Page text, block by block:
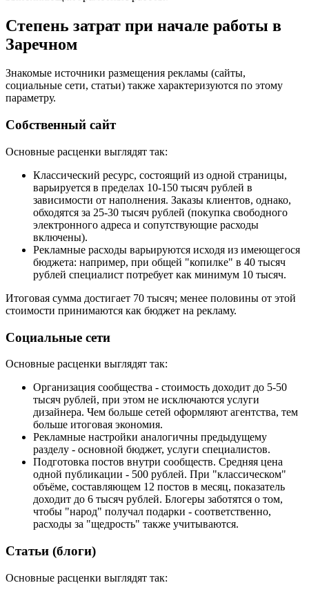
Степень затрат при начале работы в
Заречном
Знакомые источники размещения рекламы (сайты,
социальные сети, статьи) также характеризуются по этому
параметру.
Собственный сайт
Основные расценки выглядят так:
Классический ресурс, состоящий из одной страницы,
варьируется в пределах 10-150 тысяч рублей в
зависимости от наполнения. Заказы клиентов, однако,
обходятся за 25-30 тысяч рублей (покупка свободного
электронного адреса и сопутствующие расходы
включены).
Рекламные расходы варьируются исходя из имеющегося
бюджета: например, при общей "копилке" в 40 тысяч
рублей специалист потребует как минимум 10 тысяч.
Итоговая сумма достигает 70 тысяч; менее половины от этой
стоимости принимаются как бюджет на рекламу.
Социальные сети
Основные расценки выглядят так:
Организация сообщества - стоимость доходит до 5-50
тысяч рублей, при этом не исключаются услуги
дизайнера. Чем больше сетей оформляют агентства, тем
больше итоговая экономия.
Рекламные настройки аналогичны предыдущему
разделу - основной бюджет, услуги специалистов.
Подготовка постов внутри сообществ. Средняя цена
одной публикации - 500 рублей. При "классическом"
объёме, составляющем 12 постов в месяц, показатель
доходит до 6 тысяч рублей. Блогеры заботятся о том,
чтобы "народ" получал подарки - соответственно,
расходы за "щедрость" также учитываются.
Статьи (блоги)
Основные расценки выглядят так: